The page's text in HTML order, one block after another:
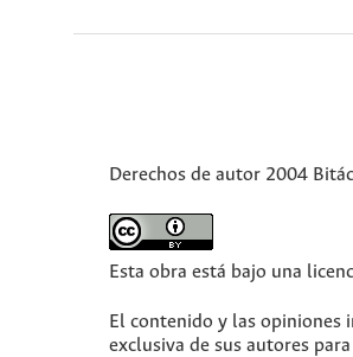
Derechos de autor 2004
Esta obra está bajo una
El contenido y las opiniones
exclusiva de sus autores